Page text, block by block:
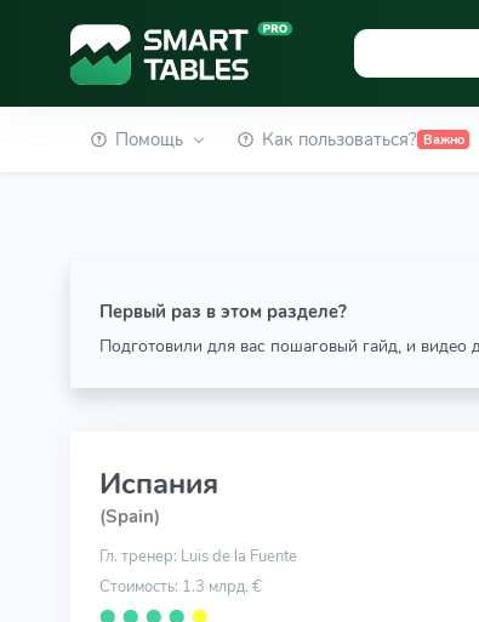
Помощь Как пользоваться? Важно
Первый раз в этом разделе?
Подготовили для вас пошаговый гайд, и видео
Испания
(Spain)
Гл. тренер: Luis de la Fuente
Стоимость: 1.3 млрд. €
⬤ ⬤ ⬤ ⬤ ⬤